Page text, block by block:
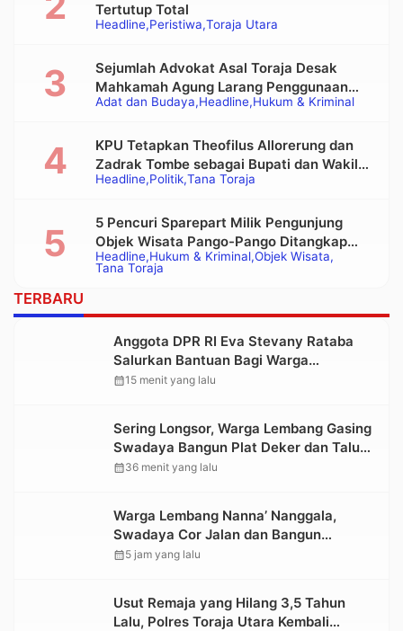
Headline Peristiwa Toraja Utara
Tertutup Total
Adat dan Budaya Headline Hukum & Kriminal
Sejumlah Advokat Asal Toraja Desak
Mahkamah Agung Larang Penggunaan
Alat Berat pada Eksekusi Rumah Adat
Headline Politik Tana Toraja
KPU Tetapkan Theofilus Allorerung dan
Zadrak Tombe sebagai Bupati dan Wakil
Bupati Tana Toraja Terpilih
Headline Hukum & Kriminal Objek Wisata
Tana Toraja
5 Pencuri Sparepart Milik Pengunjung
Objek Wisata Pango-Pango Ditangkap
Polisi
TERBARU
Anggota DPR RI Eva Stevany Rataba
Salurkan Bantuan Bagi Warga
Terdampak Longsor di Buntu Pepasan
calendar_month15 menit yang lalu
Sering Longsor, Warga Lembang Gasing
Swadaya Bangun Plat Deker dan Talut
Jalan Penghubung Antar Lembang
calendar_month36 menit yang lalu
Warga Lembang Nanna’ Nanggala,
Swadaya Cor Jalan dan Bangun
Jembatan
calendar_month5 jam yang lalu
Usut Remaja yang Hilang 3,5 Tahun
Lalu, Polres Toraja Utara Kembali